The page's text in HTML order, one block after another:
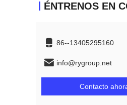
86--13405295160
info@rygroup.net
Contacto